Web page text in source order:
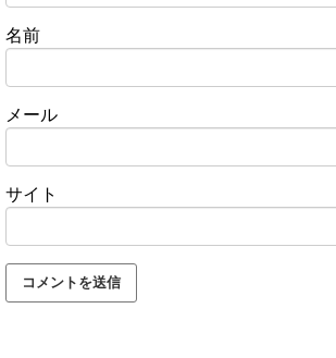
名前
メール
サイト